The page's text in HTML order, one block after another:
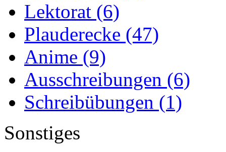
Lektorat (6)
Plauderecke (47)
Anime (9)
Ausschreibungen (6)
Schreibübungen (1)
Sonstiges